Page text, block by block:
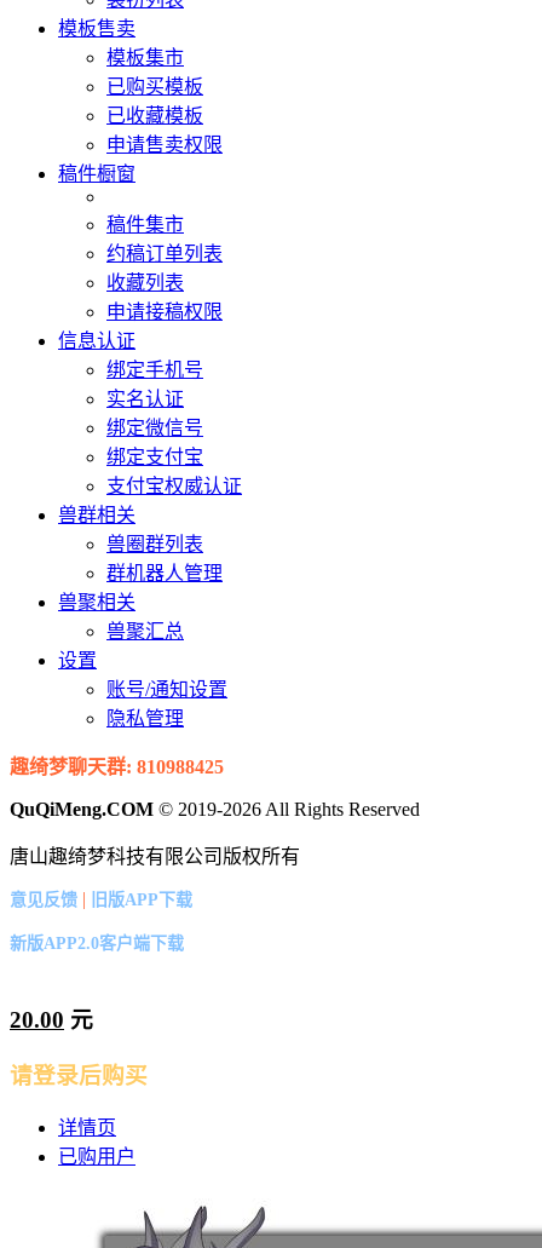
模板售卖
模板集市
已购买模板
已收藏模板
申请售卖权限
稿件橱窗
稿件集市
约稿订单列表
收藏列表
申请接稿权限
信息认证
绑定手机号
实名认证
绑定微信号
绑定支付宝
支付宝权威认证
兽群相关
兽圈群列表
群机器人管理
兽聚相关
兽聚汇总
设置
账号/通知设置
隐私管理
趣绮梦聊天群: 810988425
QuQiMeng.COM © 2019-2026 All Rights Reserved
唐山趣绮梦科技有限公司版权所有
意见反馈 | 旧版APP下载
新版APP2.0客户端下载
20.00 元
请登录后购买
详情页
已购用户